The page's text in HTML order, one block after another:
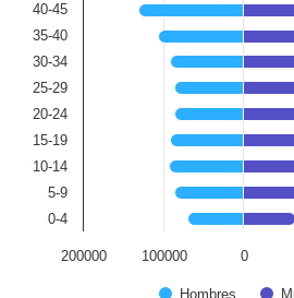
Hombres
0-4
5-9
10-14
15-19
20-24
25-29
30-34
35-40
40-45
200000 100000 0